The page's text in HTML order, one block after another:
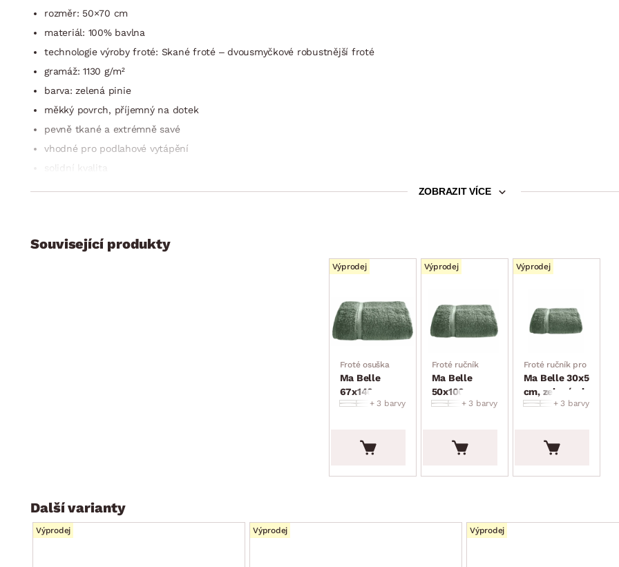
rozměr: 50×70 cm
materiál: 100% bavlna
technologie výroby froté: Skané froté – dvousmyčkové robustnější froté
gramáž: 1130 g/m²
barva: zelená pinie
měkký povrch, příjemný na dotek
pevně tkané a extrémně savé
vhodné pro podlahové vytápění
solidní kvalita
ZOBRAZIT VÍCE
Související produkty
Výprodej
Froté osuška
Ma Belle
67x140 cm,
zelená pinie
+ 3 barvy
299.00 Kč
599.00 Kč
Výprodej
Froté ručník
Ma Belle
50x100 cm,
zelená pinie
+ 3 barvy
119.00 Kč
249.00 Kč
Výprodej
Froté ručník pro hosty
Ma Belle 30x50
cm, zelená pinie
+ 3 barvy
89.00 Kč
169.00 Kč
Další varianty
Výprodej Výprodej Výprodej